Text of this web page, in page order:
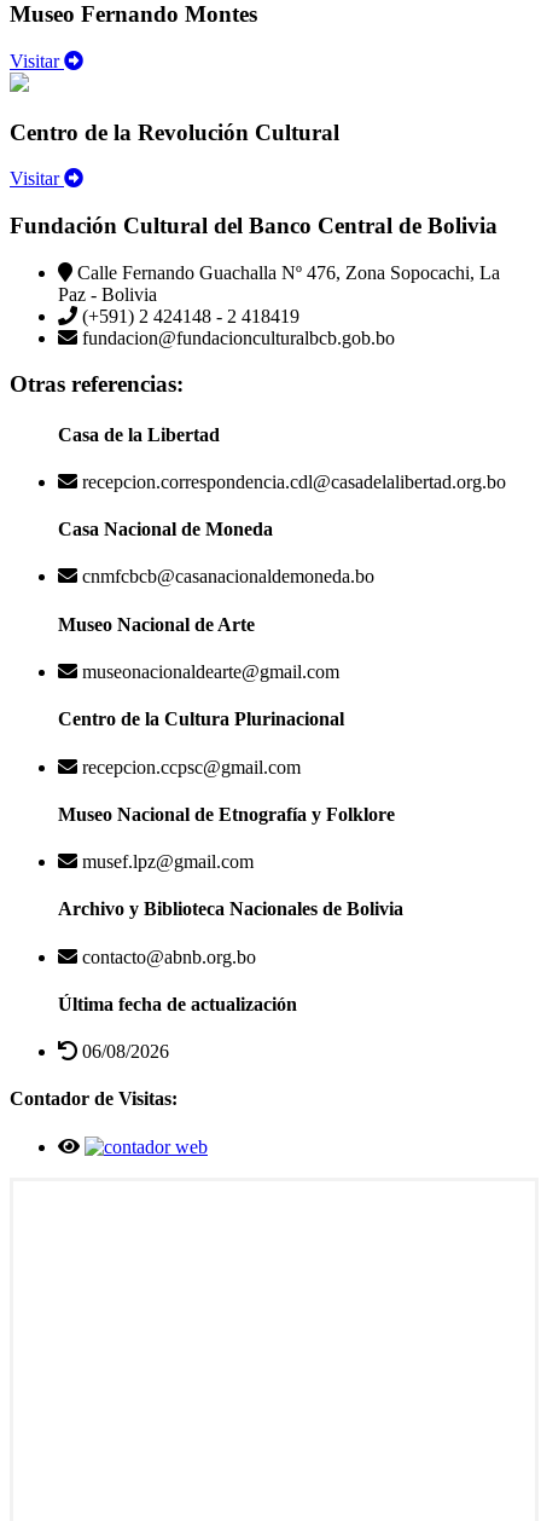
Museo Fernando Montes
Visitar
Centro de la Revolución Cultural
Visitar
Fundación Cultural del Banco Central de Bolivia
Calle Fernando Guachalla Nº 476, Zona Sopocachi, La
Paz - Bolivia
(+591) 2 424148 - 2 418419
fundacion@fundacionculturalbcb.gob.bo
Otras referencias:
Casa de la Libertad
recepcion.correspondencia.cdl@casadelalibertad.org.bo
Casa Nacional de Moneda
cnmfcbcb@casanacionaldemoneda.bo
Museo Nacional de Arte
museonacionaldearte@gmail.com
Centro de la Cultura Plurinacional
recepcion.ccpsc@gmail.com
Museo Nacional de Etnografía y Folklore
musef.lpz@gmail.com
Archivo y Biblioteca Nacionales de Bolivia
contacto@abnb.org.bo
Última fecha de actualización
06/08/2026
Contador de Visitas: